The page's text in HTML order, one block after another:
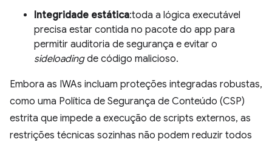
Integridade estática:toda a lógica executável
precisa estar contida no pacote do app para
permitir auditoria de segurança e evitar o
sideloadingde código malicioso.
Embora as IWAs incluam proteções integradas robustas,
como uma Política de Segurança de Conteúdo (CSP)
estrita que impede a execução de scripts externos, as
restrições técnicas sozinhas não podem reduzir todos